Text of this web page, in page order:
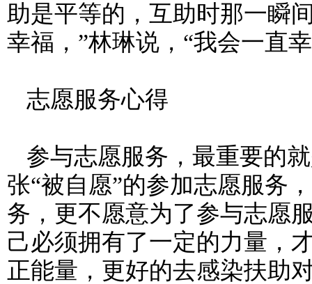
助是平等的，互助时那一瞬
幸福，”林琳说，“我会一直
志愿服务心得
参与志愿服务，最重要的
张“被自愿”的参加志愿服务
务，更不愿意为了参与志愿
己必须拥有了一定的力量，
正能量，更好的去感染扶助